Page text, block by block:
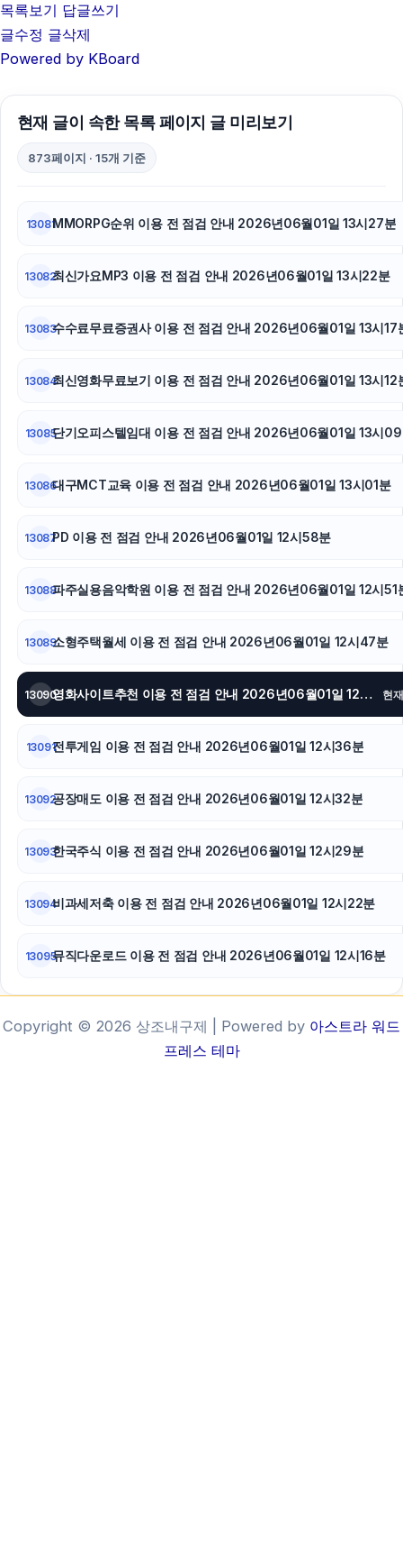
목록보기 답글쓰기
글수정 글삭제
Powered by KBoard
현재 글이 속한 목록 페이지 글 미리보기
873페이지 · 15개 기준
13081MMORPG순위 이용 전 점검 안내 2026년06월01일 13시27분
13082최신가요MP3 이용 전 점검 안내 2026년06월01일 13시22분
13083수수료무료증권사 이용 전 점검 안내 2026년06월01일 13시17
13084최신영화무료보기 이용 전 점검 안내 2026년06월01일 13시12
13085단기오피스텔임대 이용 전 점검 안내 2026년06월01일 13시
13086대구MCT교육 이용 전 점검 안내 2026년06월01일 13시01분
13087PD 이용 전 점검 안내 2026년06월01일 12시58분
13088파주실용음악학원 이용 전 점검 안내 2026년06월01일 12시51
13089소형주택월세 이용 전 점검 안내 2026년06월01일 12시47분
13090 영화사이트추천 이용 전 점검 안내 2026년06월01일 12시43분 현
13091전투게임 이용 전 점검 안내 2026년06월01일 12시36분
13092공장매도 이용 전 점검 안내 2026년06월01일 12시32분
13093한국주식 이용 전 점검 안내 2026년06월01일 12시29분
13094비과세저축 이용 전 점검 안내 2026년06월01일 12시22분
13095뮤직다운로드 이용 전 점검 안내 2026년06월01일 12시16분
Copyright © 2026 상조내구제 | Powered by 아스트라 워드
프레스 테마